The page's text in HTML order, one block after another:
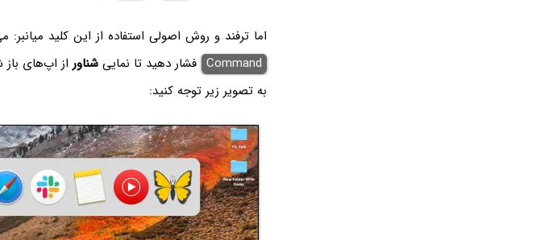
اما ترفند و روش اصولی استفاده از این کلید میانبر:
Command فشار دهید تا نماییشناوراز اپ‌های
به تصویر زیر توجه کنید: